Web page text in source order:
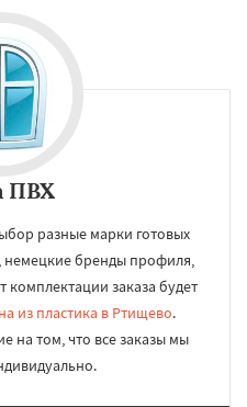
ПВХ
разные марки готовых
немецкие бренды профиля,
заказа будет
из пластика в Ртищево.
на том, что все заказы мы